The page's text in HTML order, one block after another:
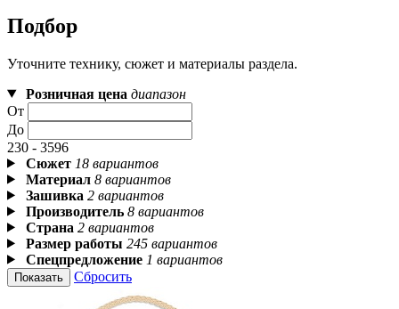
Подбор
Уточните технику, сюжет и материалы раздела.
Розничная цена диапазон
От
До
230 - 3596
Сюжет 18 вариантов
Материал 8 вариантов
Зашивка 2 вариантов
Производитель 8 вариантов
Страна 2 вариантов
Размер работы 245 вариантов
Спецпредложение 1 вариантов
Показать Сбросить